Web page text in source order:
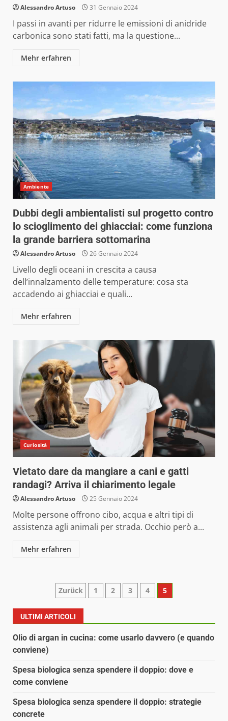
Alessandro Artuso 31 Gennaio 2024
I passi in avanti per ridurre le emissioni di anidride
carbonica sono stati fatti, ma la questione...
Mehr erfahren
Ambiente
Dubbi degli ambientalisti sul progetto contro
lo scioglimento dei ghiacciai: come funziona
la grande barriera sottomarina
Alessandro Artuso 26 Gennaio 2024
Livello degli oceani in crescita a causa
dell’innalzamento delle temperature: cosa sta
accadendo ai ghiacciai e quali...
Mehr erfahren
Curiosità
Vietato dare da mangiare a cani e gatti
randagi? Arriva il chiarimento legale
Alessandro Artuso 25 Gennaio 2024
Molte persone offrono cibo, acqua e altri tipi di
assistenza agli animali per strada. Occhio però a...
Mehr erfahren
Paginazione
degli
articoli
Zurück 1 2 3 4 5
ULTIMI ARTICOLI
Olio di argan in cucina: come usarlo davvero (e quando
conviene)
Spesa biologica senza spendere il doppio: dove e
come conviene
Spesa biologica senza spendere il doppio: strategie
concrete